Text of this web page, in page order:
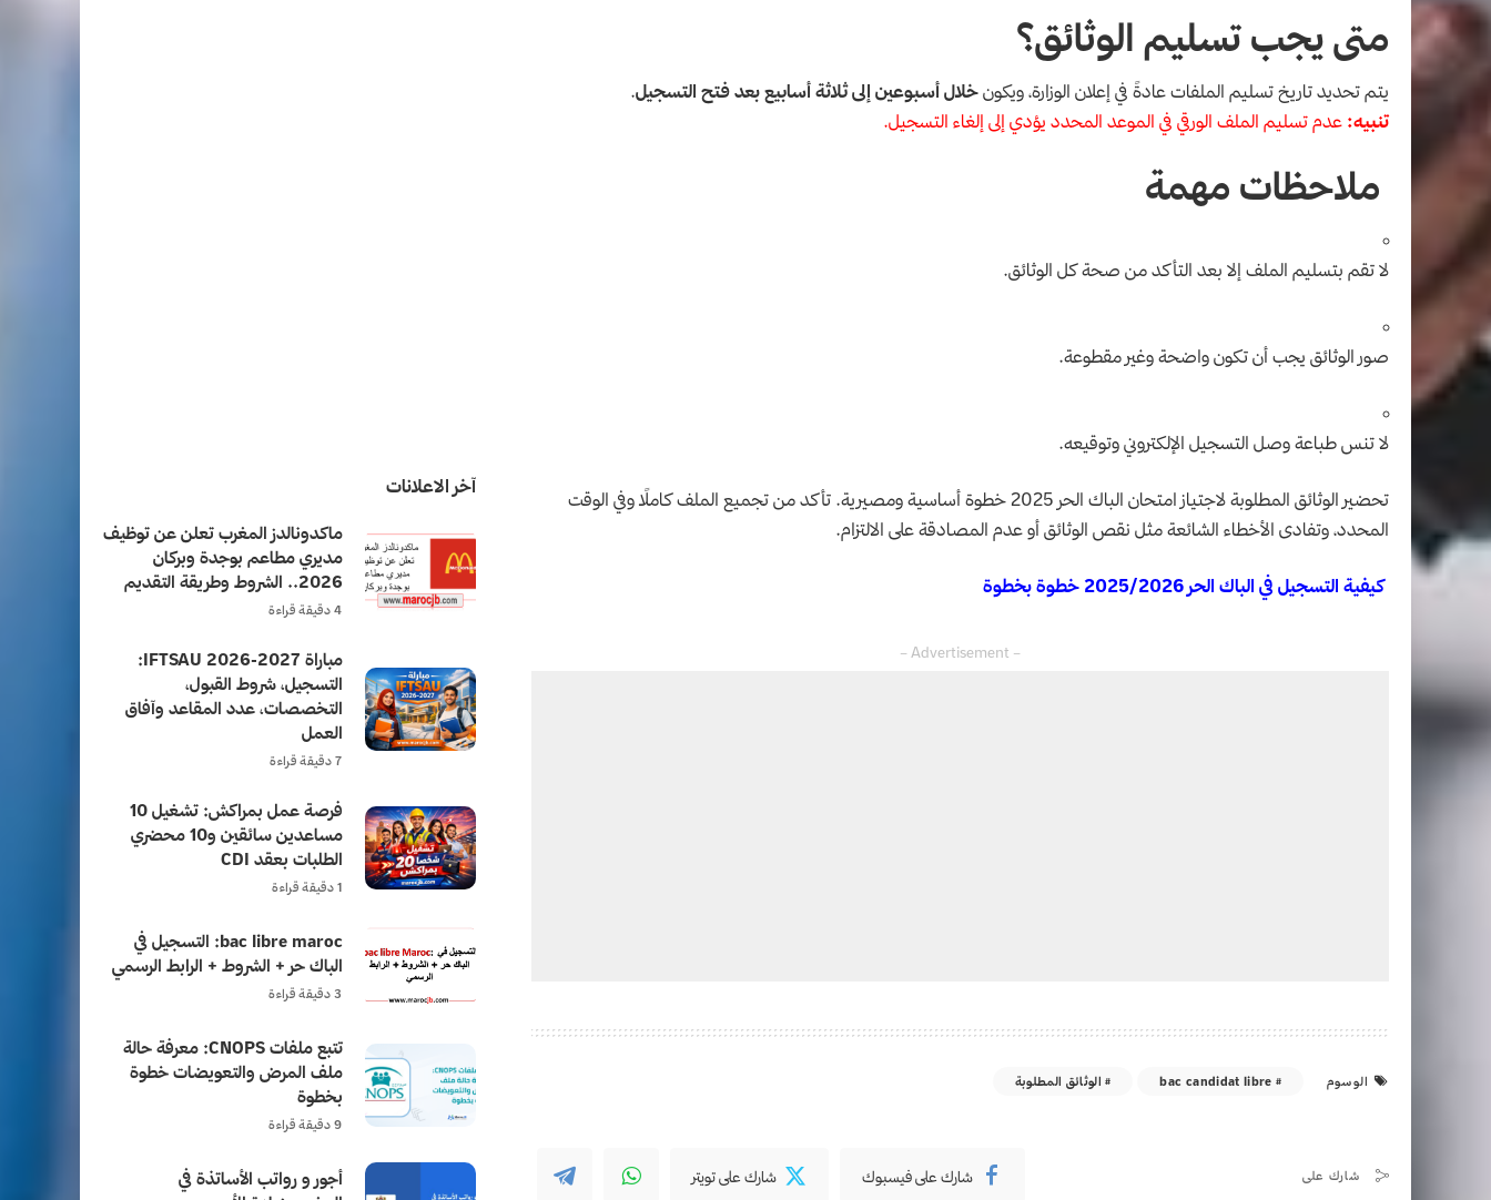
متى يجب تسليم الوثائق؟
يتم تحديد تاريخ تسليم الملفات عادةً في إعلان الوزارة، ويكون خلال أسبوعين إلى ثلاثة أسابيع بعد فتح التسجيل.
تنبيه: عدم تسليم الملف الورقي في الموعد المحدد يؤدي إلى إلغاء التسجيل.
ملاحظات مهمة
لا تقم بتسليم الملف إلا بعد التأكد من صحة كل الوثائق.
صور الوثائق يجب أن تكون واضحة وغير مقطوعة.
لا تنس طباعة وصل التسجيل الإلكتروني وتوقيعه.
تحضير الوثائق المطلوبة لاجتياز امتحان الباك الحر 2025 خطوة أساسية ومصيرية. تأكد من تجميع الملف كاملًا وفي الوقت
المحدد، وتفادى الأخطاء الشائعة مثل نقص الوثائق أو عدم المصادقة على الالتزام.
كيفية التسجيل في الباك الحر 2025/2026 خطوة بخطوة
– Advertisement –
الوسوم bac candidat libre الوثائق المطلوبة
شارك على شارك على فيسبوك شارك على تويتر
آخر الاعلانات
ماكدونالدز المغرب تعلن عن توظيف
مديري مطاعم بوجدة وبركان
2026.. الشروط وطريقة التقديم
4 دقيقة قراءة
مباراة IFTSAU 2026-2027:
التسجيل، شروط القبول،
التخصصات، عدد المقاعد وآفاق
العمل
7 دقيقة قراءة
فرصة عمل بمراكش: تشغيل 10
مساعدين سائقين و10 محضري
الطلبات بعقد CDI
1 دقيقة قراءة
bac libre maroc: التسجيل في
الباك حر + الشروط + الرابط الرسمي
3 دقيقة قراءة
تتبع ملفات CNOPS: معرفة حالة
ملف المرض والتعويضات خطوة
بخطوة
9 دقيقة قراءة
أجور و رواتب الأساتذة في